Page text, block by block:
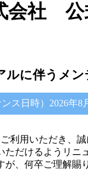
会社
ルに伴うメ
ンス日時）2026年8
利用いただき、
ただけるようリニ
が、何卒ご理解賜